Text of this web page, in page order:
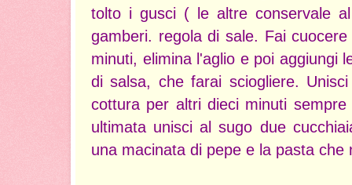
tolto i gusci ( le altre conservale
gamberi. regola di sale. Fai
minuti, elimina l'aglio e poi aggiungi
di salsa, che farai sciogliere.
cottura per altri dieci minuti
ultimata unisci al sugo due
una macinata di pepe e la pasta